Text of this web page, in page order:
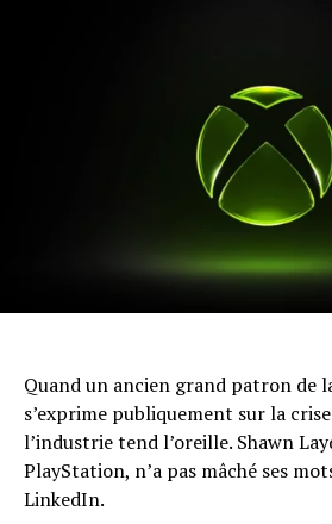
Quand un ancien grand patron de
s’exprime publiquement sur la
l’industrie tend l’oreille. Shawn
PlayStation, n’a pas mâché ses
LinkedIn.